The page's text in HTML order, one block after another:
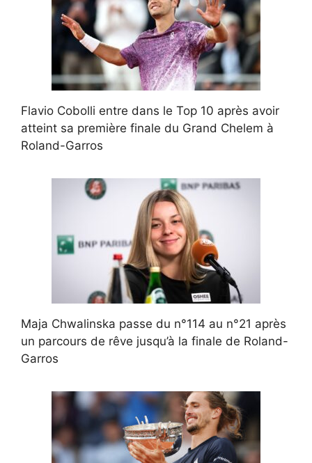
Flavio Cobolli entre dans le Top 10 après avoir
atteint sa première finale du Grand Chelem à
Roland-Garros
Maja Chwalinska passe du n°114 au n°21 après
un parcours de rêve jusqu’à la finale de Roland-
Garros